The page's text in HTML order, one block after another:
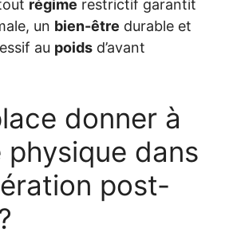
régime restrictif garantit
un bien-être durable et
au poids d’avant
donner à
physique dans
post-